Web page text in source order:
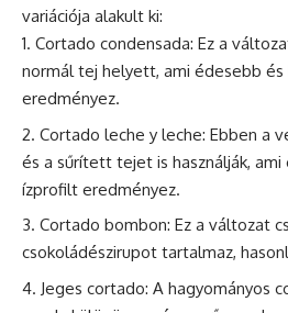
variációja alakult ki:
Cortado condensada: Ez a
normál tej helyett, ami édesebb
eredményez.
Cortado leche y leche: Ebben a
és a sűrített tejet is használják,
ízprofilt eredményez.
Cortado bombon: Ez a változat
csokoládészirupot tartalmaz,
Jeges cortado: A hagyományos